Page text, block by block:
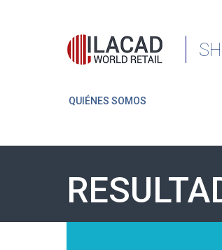
QUIÉNES SOMOS